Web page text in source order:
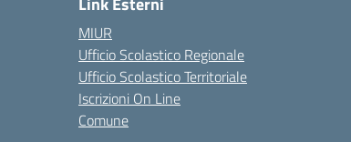
MIUR
Ufficio Scolastico Regionale
Ufficio Scolastico Territoriale
Iscrizioni On Line
Comune